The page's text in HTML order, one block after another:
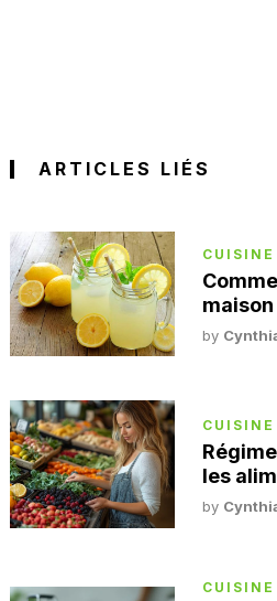
ARTICLES LIÉS
CUISINE
maison
by
CUISINE
les
by
CUISINE